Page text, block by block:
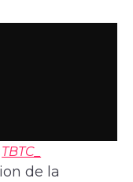
TBTC_
de la